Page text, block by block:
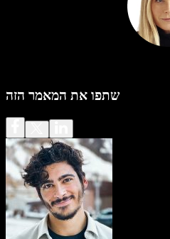
שתפו את המאמר הזה